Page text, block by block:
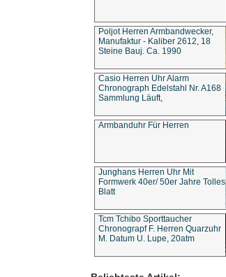
Poljot Herren Armbandwecker,
Manufaktur - Kaliber 2612, 18
Steine Bauj. Ca. 1990
Casio Herren Uhr Alarm
Chronograph Edelstahl Nr. A168
Sammlung Läuft,
Armbanduhr Für Herren
Junghans Herren Uhr Mit
Formwerk 40er/ 50er Jahre Tolles
Blatt
Tcm Tchibo Sporttaucher
Chronograpf F. Herren Quarzuhr
M. Datum U. Lupe, 20atm